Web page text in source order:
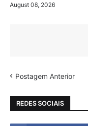
August 08, 2026
Postagem Anterior
REDES SOCIAIS